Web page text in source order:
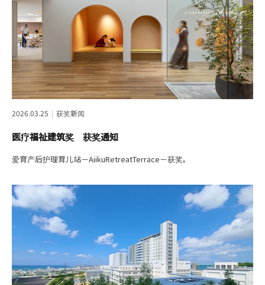
2026.03.25 获奖新闻
医疗福祉建筑奖 获奖通知
爱育产后护理育儿站－AiikuRetreatTerrace－获奖。